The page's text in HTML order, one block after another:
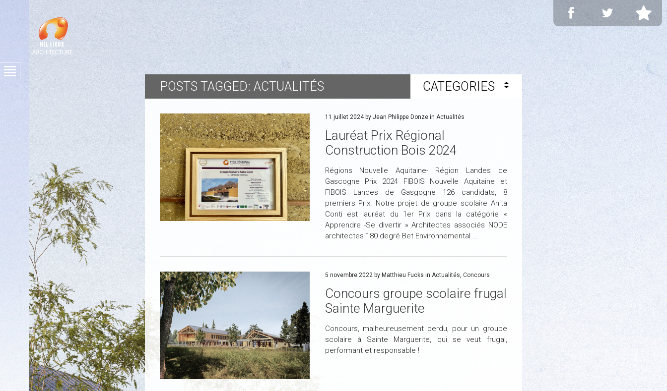
POSTS TAGGED: ACTUALITÉS CATEGORIES
11 juillet 2024 by Jean Philippe Donze in Actualités
Lauréat Prix Régional
Construction Bois 2024
Régions Nouvelle Aquitaine- Région Landes de
Gascogne Prix 2024 FIBOIS Nouvelle Aquitaine et
FIBOIS Landes de Gasgogne 126 candidats, 8
premiers Prix. Notre projet de groupe scolaire Anita
Conti est lauréat du 1er Prix dans la catégorie «
Apprendre -Se divertir » Architectes associés NODE
architectes 180 degré Bet Environnemental …
5 novembre 2022 by Matthieu Fucks in Actualités, Concours
Concours groupe scolaire frugal
Sainte Marguerite
Concours, malheureusement perdu, pour un groupe
scolaire à Sainte Marguerite, qui se veut frugal,
performant et responsable !